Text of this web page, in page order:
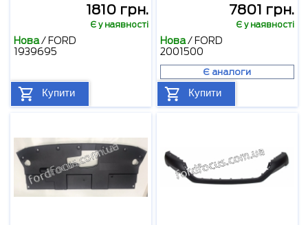
1810 грн.
Є у наявності
Нова/ FORD
1939695
Купити
7801 грн.
Є у наявності
Нова/ FORD
2001500
Є аналоги
Купити